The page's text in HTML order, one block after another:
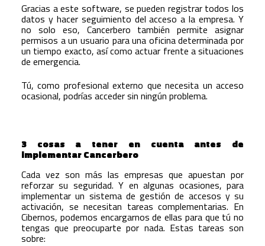
Gracias a este software, se pueden registrar todos los
datos y hacer seguimiento del acceso a la empresa. Y
no solo eso, Cancerbero también permite asignar
permisos a un usuario para una oficina determinada por
un tiempo exacto, así como actuar frente a situaciones
de emergencia.
Tú, como profesional externo que necesita un acceso
ocasional, podrías acceder sin ningún problema.
3 cosas a tener en cuenta antes de
implementar Cancerbero
Cada vez son más las empresas que apuestan por
reforzar su seguridad. Y en algunas ocasiones, para
implementar un sistema de gestión de accesos y su
activación, se necesitan tareas complementarias. En
Cibernos, podemos encargarnos de ellas para que tú no
tengas que preocuparte por nada. Estas tareas son
sobre: